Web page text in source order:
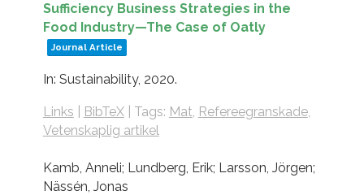
Sufficiency Business Strategies in the
Food Industry—The Case of Oatly
Journal Article
In: Sustainability, 2020.
Links BibTeX| Tags: Mat, Refereegranskade,
Vetenskaplig artikel
Kamb, Anneli; Lundberg, Erik; Larsson, Jörgen;
Nässén, Jonas